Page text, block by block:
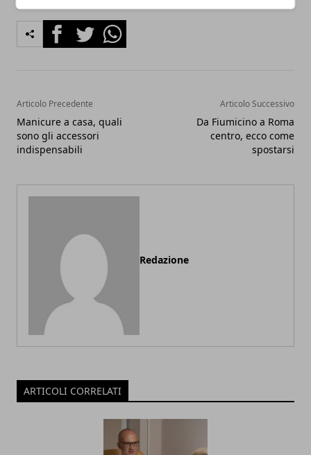
FacebookTwitterWhatsapp
Articolo Precedente
Manicure a casa, quali
sono gli accessori
indispensabili
Articolo Successivo
Da Fiumicino a Roma
centro, ecco come
spostarsi
Redazione
ARTICOLI CORRELATI